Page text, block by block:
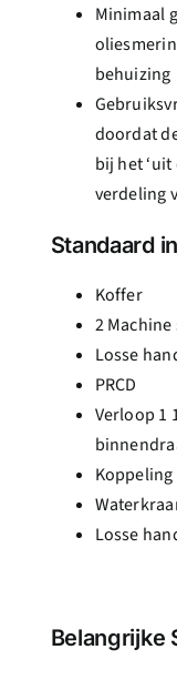
Minimaal
behuizing
doordat
bij het
verdeling
Standaard
Koffer
2
Losse
PRCD
Verloop 1
Losse
Belangrijke